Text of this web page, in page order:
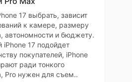
82°, 1/1.31", оптическая
широкоугольный
FOV 123°, 1/2.55",
17 выбрать, зависит
к камере, размеру
автономности и бюджету.
iPhone 17 подойдет
покупателей, iPhone
ради тонкого
Pro нужен для съем..